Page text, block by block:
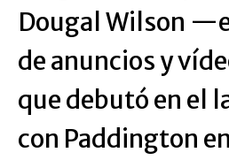
Dougal Wilson
de anuncios y
que debutó en el
con Paddington